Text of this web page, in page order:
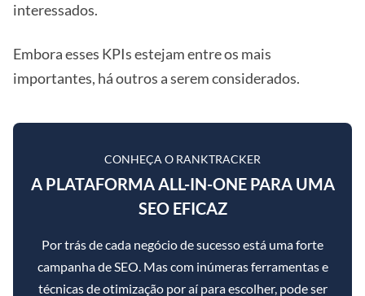
interessados.
Embora esses KPIs estejam entre os mais
importantes, há outros a serem considerados.
CONHEÇA O RANKTRACKER
A PLATAFORMA ALL-IN-ONE PARA UMA
SEO EFICAZ
Por trás de cada negócio de sucesso está uma forte
campanha de SEO. Mas com inúmeras ferramentas e
técnicas de otimização por aí para escolher, pode ser